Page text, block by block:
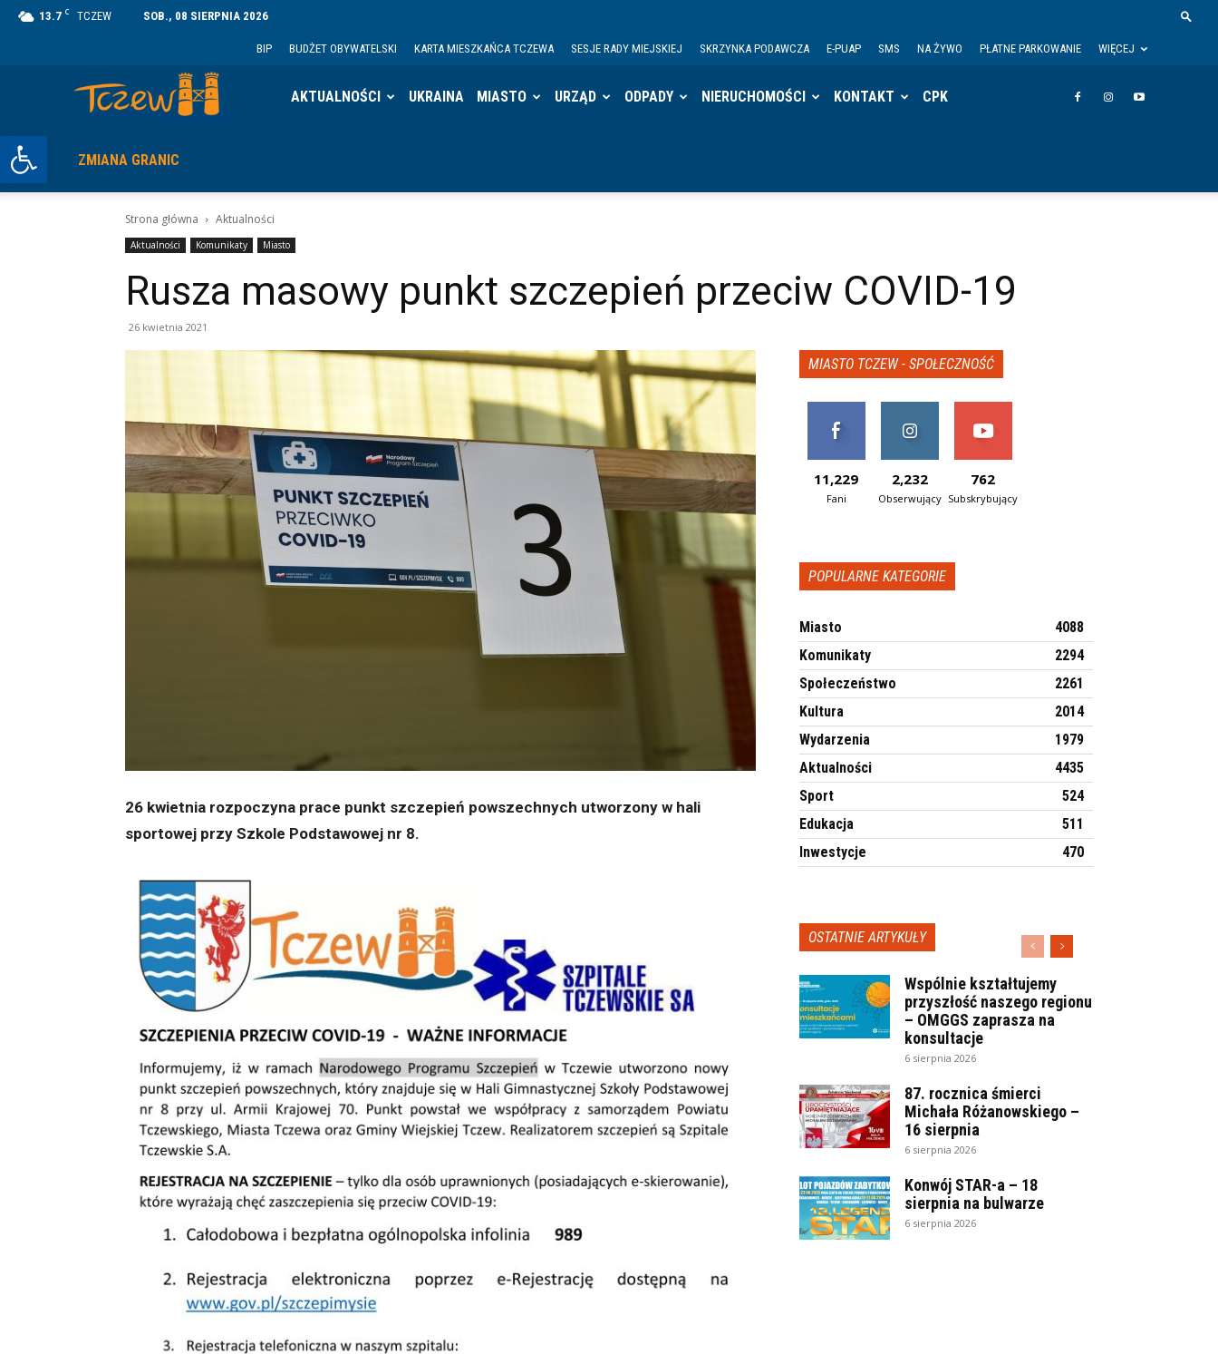
Otwórz pasek narzędzi
13.7 C TCZEW SOB., 08 SIERPNIA 2026
BIP BUDŻET OBYWATELSKI KARTA MIESZKAŃCA TCZEWA SESJE RADY MIEJSKIEJ SKRZYNKA PODAWCZA E-PUAP SMS NA ŻYWO PŁATNE PARKOWANIE WIĘCEJ
AKTUALNOŚCI UKRAINA MIASTO URZĄD ODPADY NIERUCHOMOŚCI KONTAKT CPK
ZMIANA GRANIC
Strona główna Aktualności
Aktualności Komunikaty Miasto
Rusza masowy punkt szczepień przeciw COVID-19
26 kwietnia 2021
26 kwietnia rozpoczyna prace punkt szczepień powszechnych utworzony w hali
sportowej przy Szkole Podstawowej nr 8.
MIASTO TCZEW - SPOŁECZNOŚĆ
11,229
Fani
2,232
Obserwujący
762
Subskrybujący
POPULARNE KATEGORIE
Miasto
4088
Komunikaty
2294
Społeczeństwo
2261
Kultura
2014
Wydarzenia
1979
Aktualności
4435
Sport
524
Edukacja
511
Inwestycje
470
OSTATNIE ARTYKUŁY
Wspólnie kształtujemy
przyszłość naszego regionu
– OMGGS zaprasza na
konsultacje
6 sierpnia 2026
87. rocznica śmierci
Michała Różanowskiego –
16 sierpnia
6 sierpnia 2026
Konwój STAR-a – 18
sierpnia na bulwarze
6 sierpnia 2026